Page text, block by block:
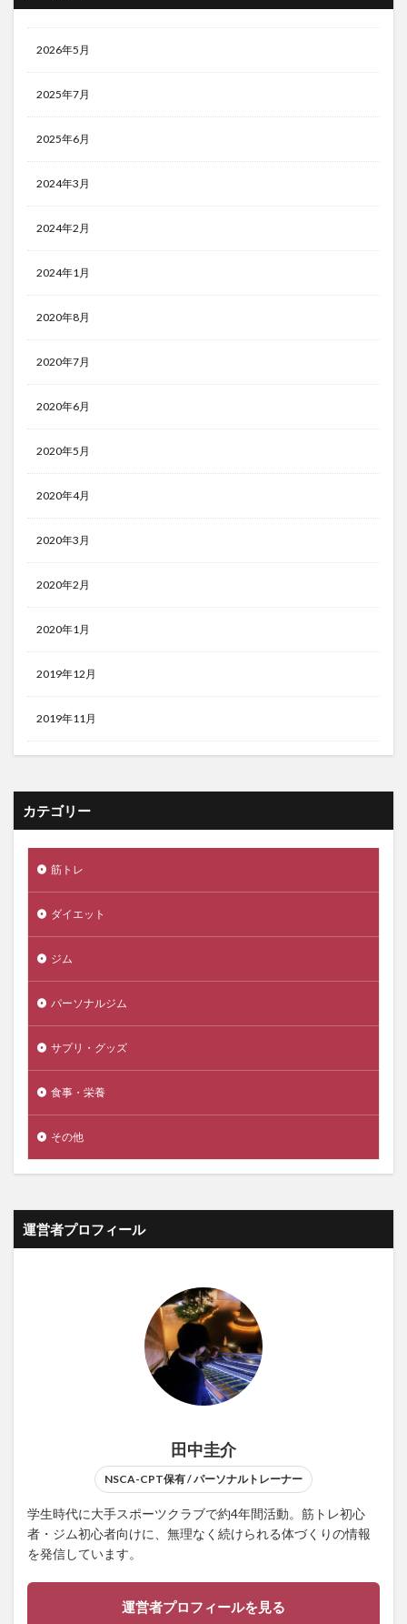
2026年5月
2025年7月
2025年6月
2024年3月
2024年2月
2024年1月
2020年8月
2020年7月
2020年6月
2020年5月
2020年4月
2020年3月
2020年2月
2020年1月
2019年12月
2019年11月
カテゴリー
筋トレ
ダイエット
ジム
パーソナルジム
サプリ・グッズ
食事・栄養
その他
運営者プロフィール
田中圭介
NSCA-CPT保有 / パーソナルトレーナー
学生時代に大手スポーツクラブで約4年間活動。筋トレ初心
者・ジム初心者向けに、無理なく続けられる体づくりの情報
を発信しています。
運営者プロフィールを見る